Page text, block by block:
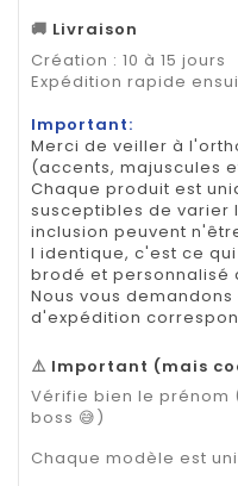
🚚 Livraison
Création : 10 à 15 jours
Expédition rapide
Important:
Merci de veiller à
(accents, majuscules
Chaque produit est
susceptibles de varier
inclusion peuvent
l identique, c'est ce
brodé et personnalisé
Nous vous
d'expédition
⚠️ Important (mais
Vérifie bien le prénom
boss 😅)
Chaque modèle est